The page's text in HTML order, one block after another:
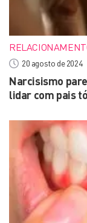
20 agosto de 2024
Narcisismo
lidar com pais